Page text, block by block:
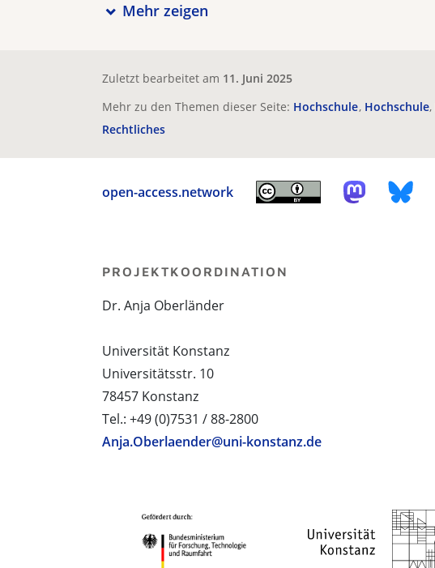
Mehr zeigen
Zuletzt bearbeitet am 11. Juni 2025
Mehr zu den Themen dieser Seite: Hochschule Hochschule
Rechtliches
open-access.network
PROJEKTKOORDINATION
Dr. Anja Oberländer
Universität Konstanz
Universitätsstr. 10
78457 Konstanz
Tel.: +49 (0)7531 / 88-2800
Anja.Oberlaender@uni-konstanz.de